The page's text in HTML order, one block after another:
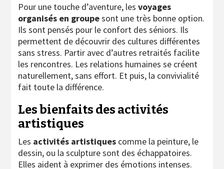
Pour une touche d’aventure, les voyages
organisés en groupesont une très bonne option.
Ils sont pensés pour le confort des séniors. Ils
permettent de découvrir des cultures différentes
sans stress. Partir avec d’autres retraités facilite
les rencontres. Les relations humaines se créent
naturellement, sans effort. Et puis, la convivialité
fait toute la différence.
Les bienfaits des activités
artistiques
Les activités artistiques comme la peinture, le
dessin, ou la sculpture sont des échappatoires.
Elles aident à exprimer des émotions intenses.